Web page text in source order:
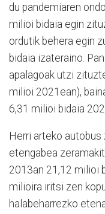
du pandemiaren
milioi bidaia egin
ordutik behera egin
bidaia izateraino.
apalagoak utzi
milioi 2021ean),
6,31 milioi bidaia
Herri arteko
eten­gabea
2013an 21,12 milioi
milioira iritsi zen
halabeharrezko